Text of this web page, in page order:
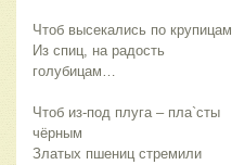
Чтоб высекались по крупицам
Из спиц, на радость
голубицам…
Чтоб из-под плуга – пла`сты
чёрным
Златых пшениц стремили